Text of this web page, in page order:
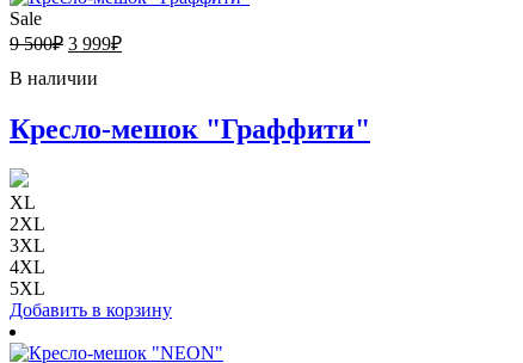
Sale
9 500₽ 3 999₽
В наличии
Кресло-мешок "Граффити"
XL
2XL
3XL
4XL
5XL
Добавить в корзину